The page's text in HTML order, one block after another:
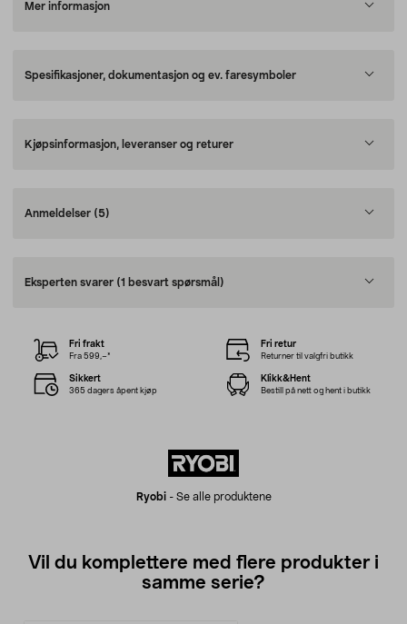
Mer informasjon
Spesifikasjoner, dokumentasjon og ev. faresymboler
Kjøpsinformasjon, leveranser og returer
Anmeldelser (5)
Eksperten svarer (1 besvart spørsmål)
Ryobi- Se alle produktene
Fri frakt
Fra 599,–*
Fri retur
Returner til valgfri butikk
Sikkert
365 dagers åpent kjøp
Klikk&Hent
Bestill på nett og hent i butikk
Vil du komplettere med flere produkter i
samme serie?